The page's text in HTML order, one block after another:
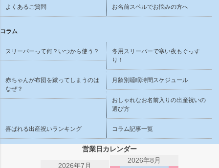
よくあるご質問 お名前スペルでお悩みの方へ
コラム
スリーパーって何？いつから使う？
冬用スリーパーで寒い夜もぐっす
り！
赤ちゃんが布団を蹴ってしまうのは
なぜ？
月齢別睡眠時間スケジュール
おしゃれなお名前入りの出産祝いの
選び方
喜ばれる出産祝いランキング コラム記事一覧
営業日カレンダー
2026年7月
2026年8月